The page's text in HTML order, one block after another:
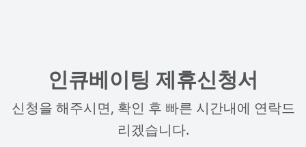
인큐베이팅 제휴신청서
신청을 해주시면, 확인 후 빠른 시간내에 연락드
리겠습니다.